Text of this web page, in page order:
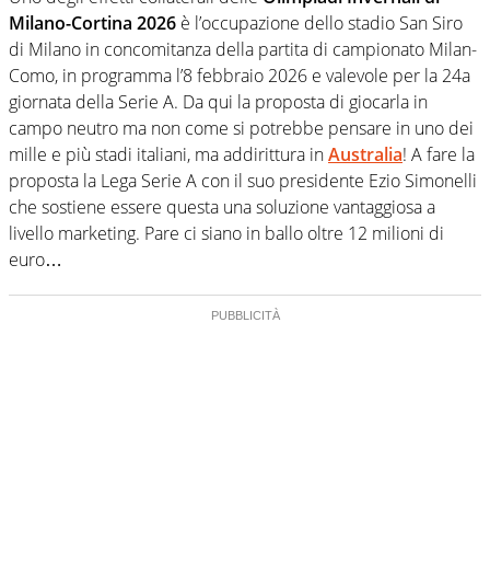
Milano-Cortina 2026 è l’occupazione dello stadio San Siro
di Milano in concomitanza della partita di campionato Milan-
Como, in programma l’8 febbraio 2026 e valevole per la 24a
giornata della Serie A. Da qui la proposta di giocarla in
campo neutro ma non come si potrebbe pensare in uno dei
mille e più stadi italiani, ma addirittura inAustralia! A fare la
proposta la Lega Serie A con il suo presidente Ezio Simonelli
che sostiene essere questa una soluzione vantaggiosa a
livello marketing. Pare ci siano in ballo oltre 12 milioni di
euro…